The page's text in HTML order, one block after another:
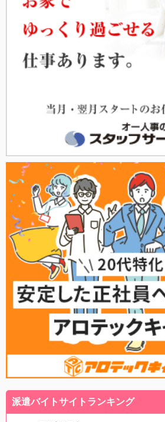
派遣バイトサイトランキング